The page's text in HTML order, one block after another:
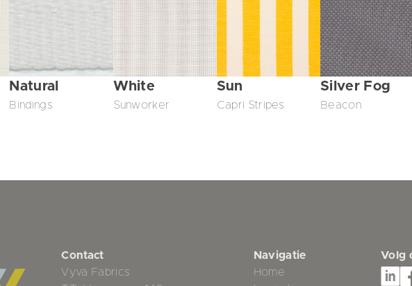
Natural
Bindings
White
Sunworker
Sun
Capri Stripes
Silver Fog
Beacon
Contact
Vyva Fabrics
Navigatie
Home
Volg